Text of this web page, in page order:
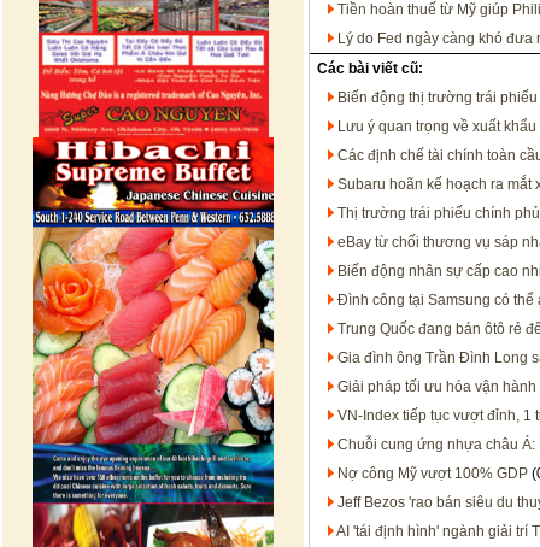
Tiền hoàn thuế từ Mỹ giúp
Lý do Fed ngày càng khó đưa
Các bài viết cũ:
Biến động thị trường trái
Lưu ý quan trọng về xuất
Các định chế tài chính toàn
Subaru hoãn kế hoạch ra mắt
Thị trường trái phiếu chính
eBay từ chối thương vụ sáp
Biến động nhân sự cấp cao
Đình công tại Samsung có
Trung Quốc đang bán ôtô rẻ
Gia đình ông Trần Đình Long
Giải pháp tối ưu hóa vận
VN-Index tiếp tục vượt đỉnh, 1
Chuỗi cung ứng nhựa châu
Nợ công Mỹ vượt 100% GDP
Jeff Bezos 'rao bán siêu du
AI 'tái định hình' ngành giải trí